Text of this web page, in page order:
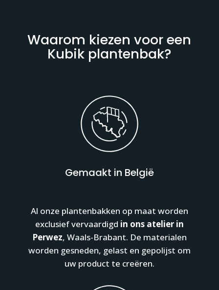
Waarom kiezen voor een
Kubik plantenbak?
Gemaakt in België
Al onze plantenbakken op maat worden
exclusief vervaardigd in ons atelier in
Perwez, Waals-Brabant. De materialen
worden gesneden, gelast en gepolijst om
uw product te creëren.